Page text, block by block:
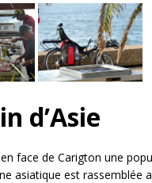
d’Asie
face de Carigton une
asiatique est rassemblée